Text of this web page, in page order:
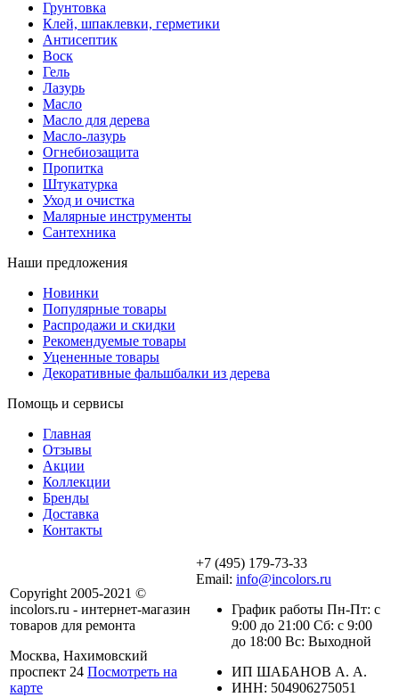
Грунтовка
Клей, шпаклевки, герметики
Антисептик
Воск
Гель
Лазурь
Масло
Масло для дерева
Масло-лазурь
Огнебиозащита
Пропитка
Штукатурка
Уход и очистка
Малярные инструменты
Сантехника
Наши предложения
Новинки
Популярные товары
Распродажи и скидки
Рекомендуемые товары
Уцененные товары
Декоративные фальшбалки из дерева
Помощь и сервисы
Главная
Отзывы
Акции
Коллекции
Бренды
Доставка
Контакты
Copyright 2005-2021 ©
incolors.ru - интернет-магазин
товаров для ремонта
Москва, Нахимовский
проспект 24 Посмотреть на
карте
+7 (495) 179-73-33
Email: info@incolors.ru
График работы Пн-Пт: с
9:00 до 21:00 Сб: с 9:00
до 18:00 Вс: Выходной
ИП ШАБАНОВ А. А.
ИНН: 504906275051